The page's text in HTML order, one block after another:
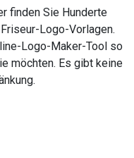
finden Sie Hunderte
Logo-Vorlagen.
Logo-Maker-Tool so
möchten. Es gibt keine